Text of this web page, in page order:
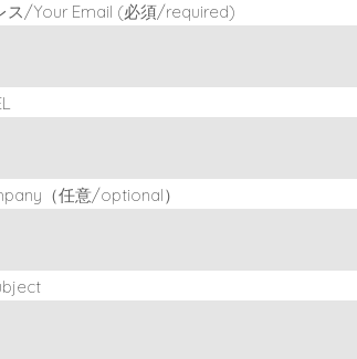
ス/Your Email (必須/required)
（任意/optional）